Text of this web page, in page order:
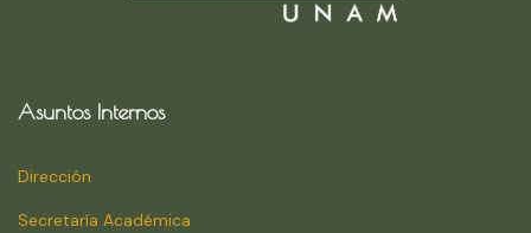
Asuntos Internos
Dirección
Secretaría Académica